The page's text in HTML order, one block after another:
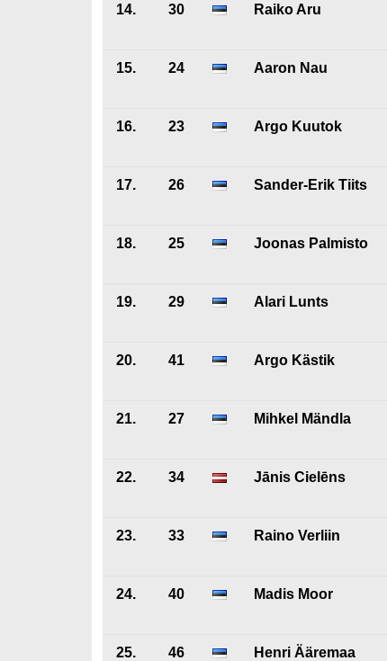
14. 30 Raiko Aru
15. 24 Aaron Nau
16. 23 Argo Kuutok
17. 26 Sander-Erik Tiits
18. 25 Joonas Palmisto
19. 29 Alari Lunts
20. 41 Argo Kästik
21. 27 Mihkel Mändla
22. 34 Jānis Cielēns
23. 33 Raino Verliin
24. 40 Madis Moor
25. 46 Henri Ääremaa